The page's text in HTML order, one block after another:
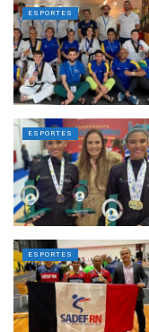
ESPORTES
ESPORTES
ESPORTES